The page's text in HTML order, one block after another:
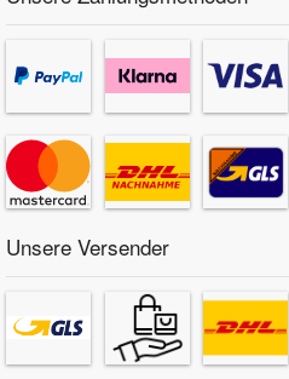
Unsere Versender